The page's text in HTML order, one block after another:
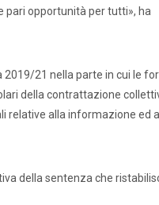
Scuole private
pari opportunità per tutti», ha
2019/21 nella parte in cui le
della contrattazione
relative alla informazione ed al
della sentenza che